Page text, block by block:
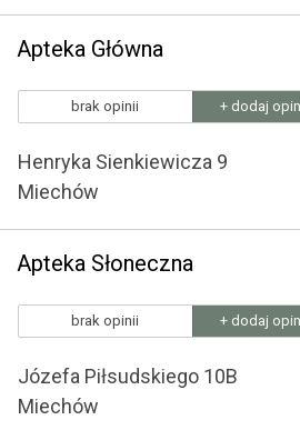
Apteka Główna
brak opinii + dodaj
Henryka Sienkiewicza 9
Miechów
Apteka Słoneczna
brak opinii + dodaj
Józefa Piłsudskiego 10B
Miechów